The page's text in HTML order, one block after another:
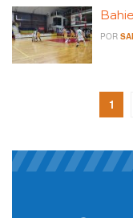
POR
1